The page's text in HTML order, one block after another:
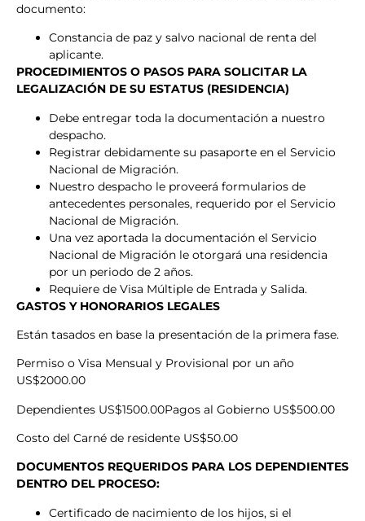
documento:
Constancia de paz y salvo nacional de renta del
aplicante.
PROCEDIMIENTOS O PASOS PARA SOLICITAR LA
LEGALIZACIÓN DE SU ESTATUS (RESIDENCIA)
Debe entregar toda la documentación a nuestro
despacho.
Registrar debidamente su pasaporte en el Servicio
Nacional de Migración.
Nuestro despacho le proveerá formularios de
antecedentes personales, requerido por el Servicio
Nacional de Migración.
Una vez aportada la documentación el Servicio
Nacional de Migración le otorgará una residencia
por un periodo de 2 años.
Requiere de Visa Múltiple de Entrada y Salida.
GASTOS Y HONORARIOS LEGALES
Están tasados en base la presentación de la primera fase.
Permiso o Visa Mensual y Provisional por un año
US$2000.00
Dependientes US$1500.00Pagos al Gobierno US$500.00
Costo del Carné de residente US$50.00
DOCUMENTOS REQUERIDOS PARA LOS DEPENDIENTES
DENTRO DEL PROCESO:
Certificado de nacimiento de los hijos, si el